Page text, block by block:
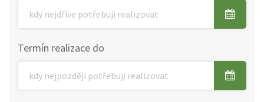
Termín realizace do